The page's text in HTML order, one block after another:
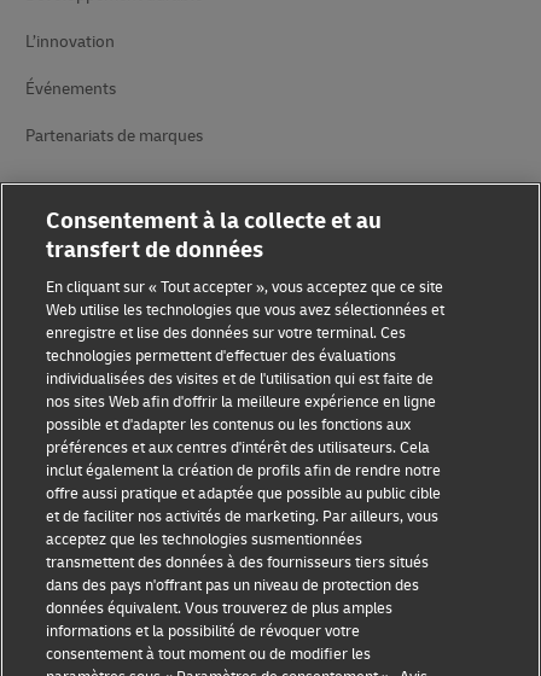
L’innovation
Événements
Partenariats de marques
Sensibilisation à la fraude
Mention légale
Conditions d’utilisation
Avis de confidentialité
Informations complémentaires
Paramètres des cookies
Suivez-nous
Consentement à la collecte et au
transfert de données
En cliquant sur « Tout accepter », vous acceptez que ce site
Web utilise les technologies que vous avez sélectionnées et
enregistre et lise des données sur votre terminal. Ces
technologies permettent d'effectuer des évaluations
individualisées des visites et de l'utilisation qui est faite de
nos sites Web afin d'offrir la meilleure expérience en ligne
possible et d'adapter les contenus ou les fonctions aux
préférences et aux centres d'intérêt des utilisateurs. Cela
inclut également la création de profils afin de rendre notre
offre aussi pratique et adaptée que possible au public cible
et de faciliter nos activités de marketing. Par ailleurs, vous
acceptez que les technologies susmentionnées
transmettent des données à des fournisseurs tiers situés
dans des pays n'offrant pas un niveau de protection des
données équivalent. Vous trouverez de plus amples
informations et la possibilité de révoquer votre
consentement à tout moment ou de modifier les